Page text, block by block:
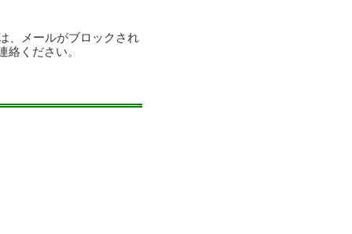
、メールがブロックされ
ください。